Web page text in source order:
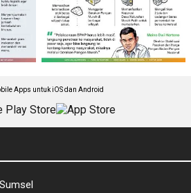
Apps untuk iOS dan Android